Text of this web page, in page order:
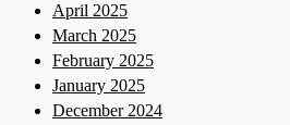
April 2025
March 2025
February 2025
January 2025
December 2024